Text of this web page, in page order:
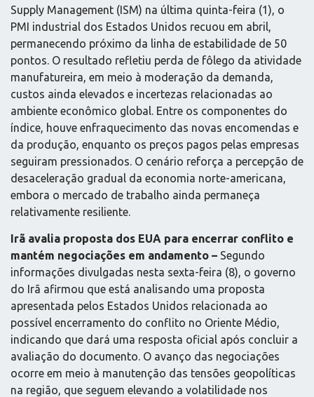
Supply Management (ISM) na última quinta-feira (1), o
PMI industrial dos Estados Unidos recuou em abril,
permanecendo próximo da linha de estabilidade de 50
pontos. O resultado refletiu perda de fôlego da atividade
manufatureira, em meio à moderação da demanda,
custos ainda elevados e incertezas relacionadas ao
ambiente econômico global. Entre os componentes do
índice, houve enfraquecimento das novas encomendas e
da produção, enquanto os preços pagos pelas empresas
seguiram pressionados. O cenário reforça a percepção de
desaceleração gradual da economia norte-americana,
embora o mercado de trabalho ainda permaneça
relativamente resiliente.
Irã avalia proposta dos EUA para encerrar conflito e
mantém negociações em andamento – Segundo
informações divulgadas nesta sexta-feira (8), o governo
do Irã afirmou que está analisando uma proposta
apresentada pelos Estados Unidos relacionada ao
possível encerramento do conflito no Oriente Médio,
indicando que dará uma resposta oficial após concluir a
avaliação do documento. O avanço das negociações
ocorre em meio à manutenção das tensões geopolíticas
na região, que seguem elevando a volatilidade nos